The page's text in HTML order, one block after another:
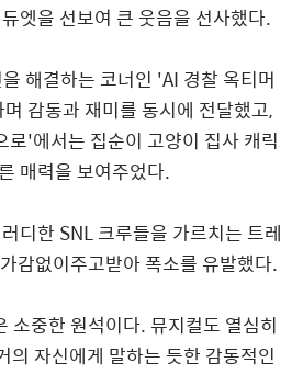
엣을 선보여 큰 웃음을 선사했다.
해결하는 코너인 'AI 경찰 옥티머
감동과 재미를 동시에 전달했고,
로'에서는 집순이 고양이 집사 캐릭
매력을 보여주었다.
디한 SNL크루들을 가르치는 트레
감없이주고받아 폭소를 유발했다.
소중한 원석이다.뮤지컬도 열심히
의 자신에게 말하는 듯한 감동적인